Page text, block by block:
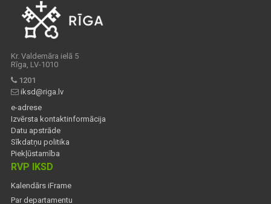
Kr. Valdemāra ielā 5
Rīga, LV-1010
1201
iksd@riga.lv
e-adrese
Izvērsta kontaktinformācija
Datu apstrāde
Sīkdatņu politika
Piekļūstamība
RVP IKSD
Kalendārs iFrame
Par departamentu